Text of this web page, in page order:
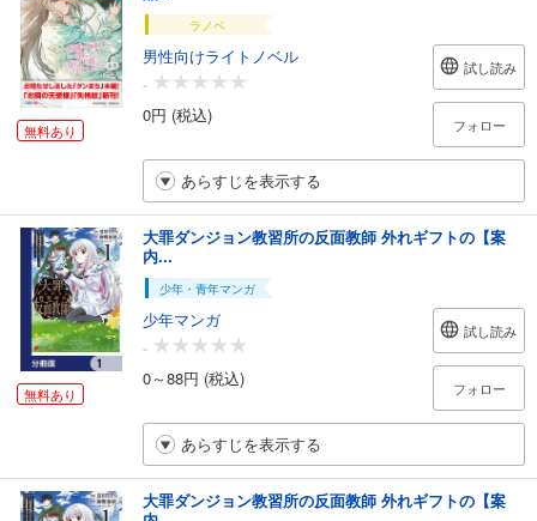
無料あり
ラノベ
男性向けライトノベル
-
0円 (税込)
試し読み
フォロー
あらすじを表示する
無料あり
大罪ダンジョン教習所の反面教師 外れギフトの【案
内...
少年・青年マンガ
少年マンガ
-
0～88円 (税込)
試し読み
フォロー
あらすじを表示する
大罪ダンジョン教習所の反面教師 外れギフトの【案